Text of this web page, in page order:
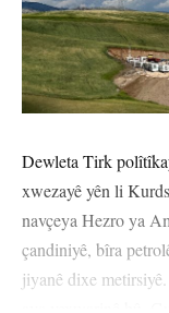
Dewleta Tirk
xwezayê yên li
navçeya Hezro ya
çandiniyê, bîra
jiyanê dixe